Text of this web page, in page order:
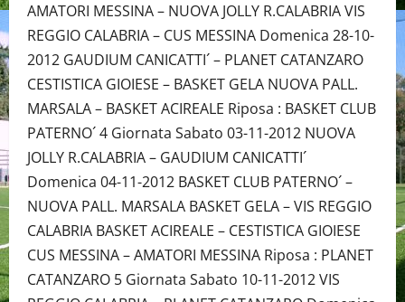
AMATORI MESSINA – NUOVA JOLLY R.CALABRIA VIS
REGGIO CALABRIA – CUS MESSINA Domenica 28-10-
2012 GAUDIUM CANICATTI´ – PLANET CATANZARO
CESTISTICA GIOIESE – BASKET GELA NUOVA PALL.
MARSALA – BASKET ACIREALE Riposa : BASKET CLUB
PATERNO´ 4 Giornata Sabato 03-11-2012 NUOVA
JOLLY R.CALABRIA – GAUDIUM CANICATTI´
Domenica 04-11-2012 BASKET CLUB PATERNO´ –
NUOVA PALL. MARSALA BASKET GELA – VIS REGGIO
CALABRIA BASKET ACIREALE – CESTISTICA GIOIESE
CUS MESSINA – AMATORI MESSINA Riposa : PLANET
CATANZARO 5 Giornata Sabato 10-11-2012 VIS